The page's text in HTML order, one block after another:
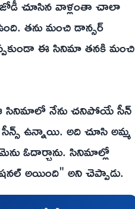
చూసిన వాళ్లంతా చాలా
తను మంచి డాన్సర్
ఈ సినిమా తనకి మంచి
సినిమాలో నేను చనిపోయే సీన్
ఉన్నాయి. అది చూసి అమ్మ
ఓదార్చాను. సినిమాల్లో
అయింది" అని చెప్పాడు.